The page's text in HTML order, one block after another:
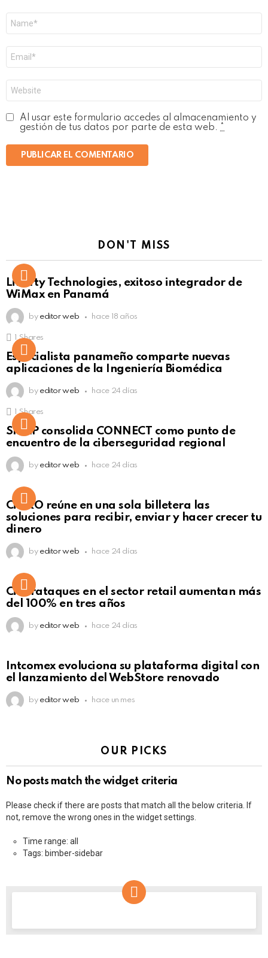
electrónico
*
Al usar este formulario accedes al almacenamiento y
gestión de tus datos por parte de esta web.
DON'T MISS
Liberty Technologies, exitoso integrador de
WiMax en Panamá
by editor web hace 18 años
Click to view this post
Shares
Especialista panameño comparte nuevas
aplicaciones de la Ingeniería Biomédica
by editor web hace 24 días
Click to view this post
Shares
SISAP consolida CONNECT como punto de
encuentro de la ciberseguridad regional
by editor web hace 24 días
Not Safe For Work
Click to view this post
CiNKO reúne en una sola billetera las
soluciones para recibir, enviar y hacer crecer tu
dinero
by editor web hace 24 días
Ciberataques en el sector retail aumentan más
del 100% en tres años
by editor web hace 24 días
Intcomex evoluciona su plataforma digital con
el lanzamiento del WebStore renovado
by editor web hace un mes
OUR PICKS
No posts match the widget criteria
Please check if there are posts that match all the below criteria. If
not, remove the wrong ones in the widget settings.
Time range: all
Tags: bimber-sidebar